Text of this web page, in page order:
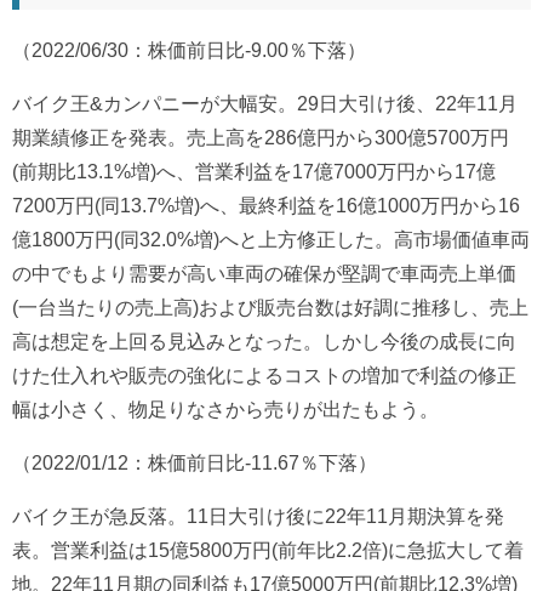
（2022/06/30：株価前日比-9.00％下落）
バイク王&カンパニーが大幅安。29日大引け後、22年11月
期業績修正を発表。売上高を286億円から300億5700万円
(前期比13.1%増)へ、営業利益を17億7000万円から17億
7200万円(同13.7%増)へ、最終利益を16億1000万円から16
億1800万円(同32.0%増)へと上方修正した。高市場価値車両
の中でもより需要が高い車両の確保が堅調で車両売上単価
(一台当たりの売上高)および販売台数は好調に推移し、売上
高は想定を上回る見込みとなった。しかし今後の成長に向
けた仕入れや販売の強化によるコストの増加で利益の修正
幅は小さく、物足りなさから売りが出たもよう。
（2022/01/12：株価前日比-11.67％下落）
バイク王が急反落。11日大引け後に22年11月期決算を発
表。営業利益は15億5800万円(前年比2.2倍)に急拡大して着
地。22年11月期の同利益も17億5000万円(前期比12.3%増)